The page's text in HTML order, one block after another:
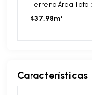
Terreno Área Total:
437,98m²
Características